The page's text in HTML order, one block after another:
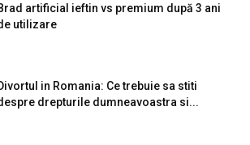
artificial ieftin vs premium după 3 ani
utilizare
in Romania: Ce trebuie sa stiti
drepturile dumneavoastra si...